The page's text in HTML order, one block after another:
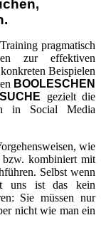
pragmatisch
zur effektiven
Beispielen
BOOLESCHEN
gezielt die
in Social Media
wie
bzw. kombiniert mit
Selbst wenn
uns ist das kein
Sie müssen nur
nicht wie man ein